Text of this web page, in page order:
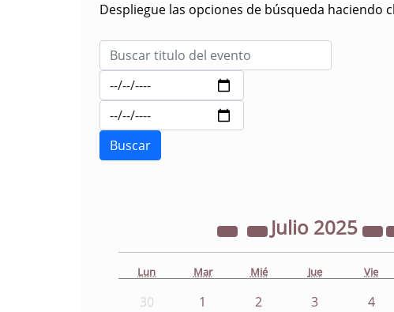
Despliegue las opciones de búsqueda haciendo
Julio 2025
Lun Mar Mié Jue Vie
30 1 2 3 4